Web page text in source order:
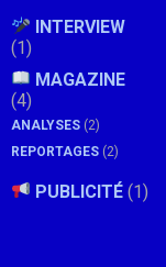
INTERVIEW
(1)
MAGAZINE
(4)
ANALYSES (2)
REPORTAGES (2)
PUBLICITÉ (1)